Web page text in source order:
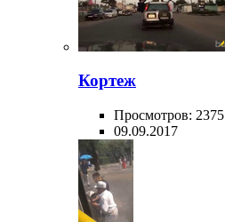
Кортеж
Просмотров: 2375
09.09.2017